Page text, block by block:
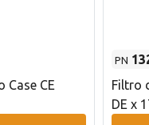
Case CE
PN
Filtro
DE x